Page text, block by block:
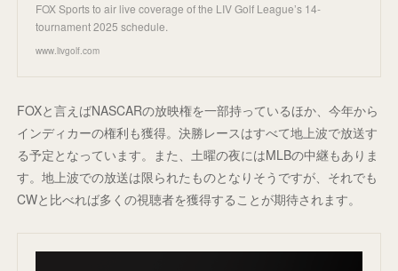
FOX Sports to air live coverage of the LIV Golf League’s 14-
tournament 2025 schedule.
www.livgolf.com
FOXと言えばNASCARの放映権を一部持っているほか、今年から
インディカーの権利も獲得。決勝レースはすべて地上波で放送す
る予定となっています。また、土曜の夜にはMLBの中継もありま
す。地上波での放送は限られたものとなりそうですが、それでも
CWと比べれば多くの視聴者を獲得することが期待されます。